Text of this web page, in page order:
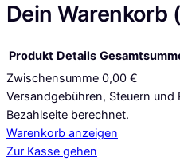
Dein Warenkorb
Produkte
im
Warenkorb
Produkt Details
Zwischensumme 0,00 €
Versandgebühren, Steuern und
Bezahlseite berechnet.
Warenkorb anzeigen
Zur Kasse gehen